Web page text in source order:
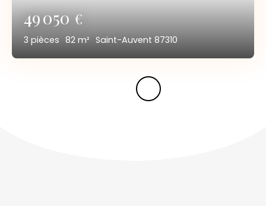
49 050€
3 pièces 82 m² Saint-Auvent 87310